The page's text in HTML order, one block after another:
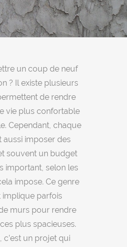
un coup de neuf
? Il existe plusieurs
de rendre
vie plus confortable
Cependant, chaque
aussi imposer des
souvent un budget
important, selon les
impose. Ce genre
parfois
murs pour rendre
plus spacieuses.
c’est un projet qui